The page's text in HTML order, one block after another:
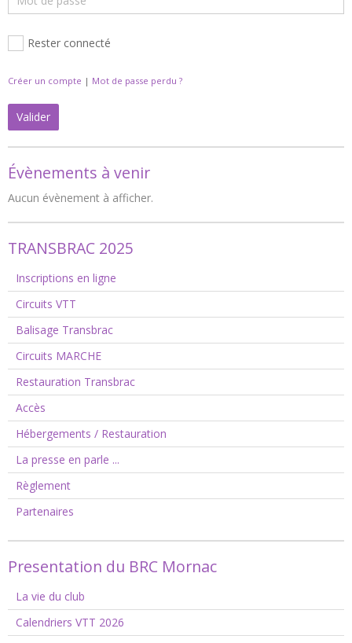
Rester connecté
Créer un compte | Mot de passe perdu ?
Valider
Évènements à venir
Aucun évènement à afficher.
TRANSBRAC 2025
Inscriptions en ligne
Circuits VTT
Balisage Transbrac
Circuits MARCHE
Restauration Transbrac
Accès
Hébergements / Restauration
La presse en parle ...
Règlement
Partenaires
Presentation du BRC Mornac
La vie du club
Calendriers VTT 2026